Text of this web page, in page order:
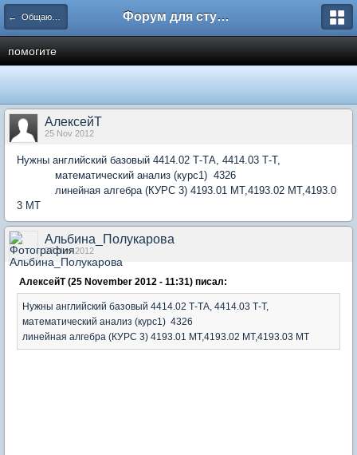
← Общаются экономисты Форум для студента СГА
помогите
АлексейТ
25 Nov 2012
Нужны английский базовый 4414.02 Т-ТА, 4414.03 Т-Т,
математический анализ (курс1) 4326
линейная алгебра (КУРС 3) 4193.01 МТ,4193.02 МТ,4193.0
3 МТ
Альбина_Полукарова
27 Nov 2012
АлексейТ (25 November 2012 - 11:31) писал:
Нужны английский базовый 4414.02 Т-ТА, 4414.03 Т-Т,
математический анализ (курс1) 4326
линейная алгебра (КУРС 3) 4193.01 МТ,4193.02 МТ,4193.03 МТ